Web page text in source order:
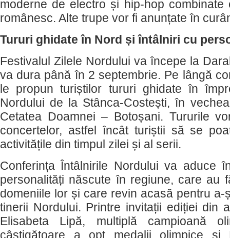
moderne de electro și hip-hop combinate
românesc. Alte trupe vor fi anunțate în
Tururi ghidate în Nord și întâlniri cu
Festivalul Zilele Nordului va începe la
va dura până în 2 septembrie. Pe lângă
le propun turiștilor tururi ghidate în
Nordului de la Stânca-Costești, în
Cetatea Doamnei – Botoșani. Tururile
concertelor, astfel încât turiștii să se
activitățile din timpul zilei și al serii.
Conferința Întâlnirile Nordului va aduce
personalități născute în regiune, care au
domeniile lor și care revin acasă pentru a-
tinerii Nordului. Printre invitații ediției din
Elisabeta Lipă, multiplă campioană
câștigătoare a opt medalii olimpice și